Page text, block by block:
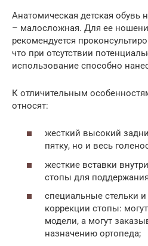
Анатомическая детская обувь
– малосложная. Для ее
рекомендуется
что при отсутствии
использование способно
К отличительным
относят:
жесткий высокий
пятку, но и весь
жесткие вставки
стопы для
специальные стельки
коррекции стопы:
модели, а могут
назначению ортопеда;